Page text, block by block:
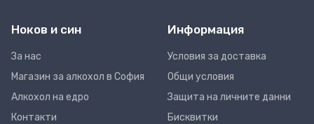
Ноков и син
За нас
Магазин за алкохол в София
Алкохол на едро
Контакти
Информация
Условия за доставка
Общи условия
Защита на личните данни
Бисквитки